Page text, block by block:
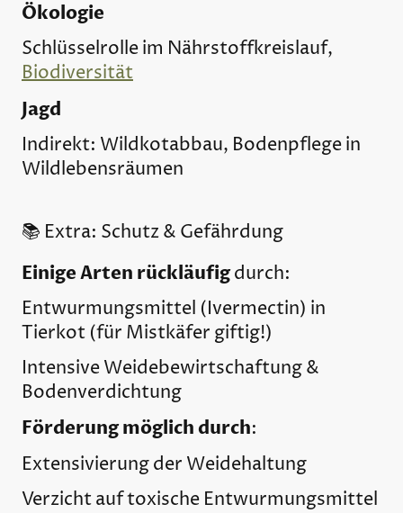
Ökologie
Schlüsselrolle im Nährstoffkreislauf,
Biodiversität
Jagd
Indirekt: Wildkotabbau, Bodenpflege in
Wildlebensräumen
📚 Extra: Schutz & Gefährdung
Einige Arten rückläufigdurch:
Entwurmungsmittel (Ivermectin) in
Tierkot (für Mistkäfer giftig!)
Intensive Weidebewirtschaftung &
Bodenverdichtung
Förderung möglich durch:
Extensivierung der Weidehaltung
Verzicht auf toxische Entwurmungsmittel